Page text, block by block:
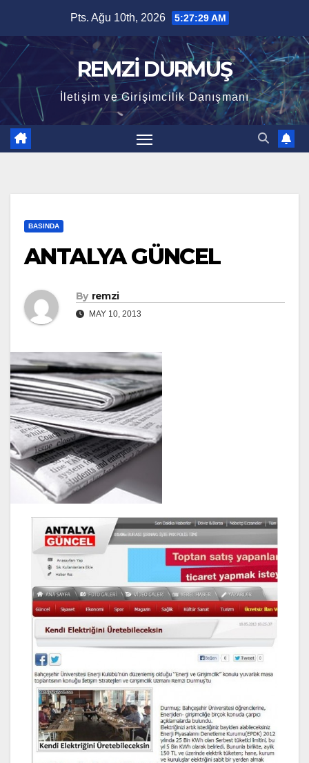
content
Pts. Ağu 10th, 2026 5:27:29 AM
REMZİ DURMUŞ
İletişim ve Girişimcilik Danışmanı
BASINDA
ANTALYA GÜNCEL
By remzi
MAY 10, 2013